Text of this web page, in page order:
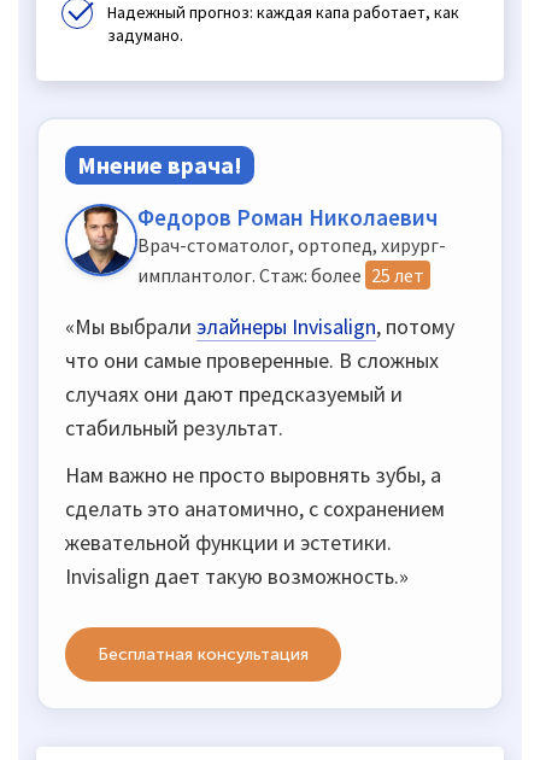
Надежный прогноз: каждая капа работает, как
задумано.
Мнение врача!
Федоров Роман Николаевич
Врач-стоматолог, ортопед, хирург-
имплантолог. Стаж: более 25 лет
«Мы выбрали элайнеры Invisalign, потому
что они самые проверенные. В сложных
случаях они дают предсказуемый и
стабильный результат.
Нам важно не просто выровнять зубы, а
сделать это анатомично, с сохранением
жевательной функции и эстетики.
Invisalign дает такую возможность.»
Бесплатная консультация